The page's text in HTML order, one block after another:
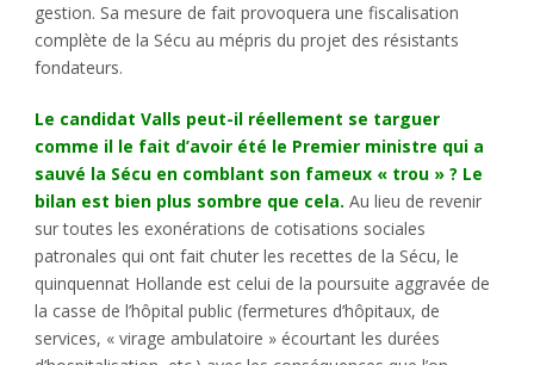
gestion. Sa mesure de fait provoquera une fiscalisation
complète de la Sécu au mépris du projet des résistants
fondateurs.
Le candidat Valls peut-il réellement se targuer
comme il le fait d’avoir été le Premier ministre qui a
sauvé la Sécu en comblant son fameux « trou » ? Le
bilan est bien plus sombre que cela. Au lieu de revenir
sur toutes les exonérations de cotisations sociales
patronales qui ont fait chuter les recettes de la Sécu, le
quinquennat Hollande est celui de la poursuite aggravée de
la casse de l’hôpital public (fermetures d’hôpitaux, de
services, « virage ambulatoire » écourtant les durées